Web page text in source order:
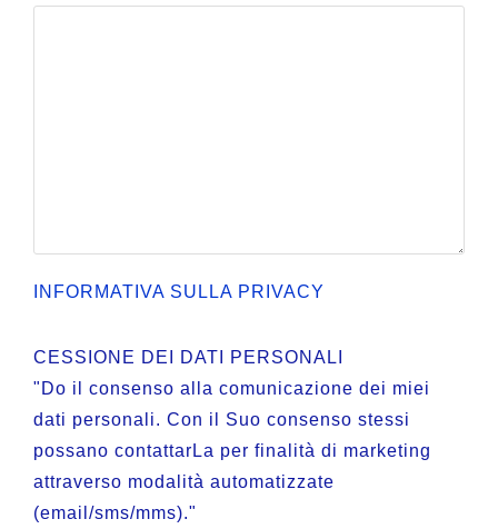
INFORMATIVA SULLA PRIVACY
CESSIONE DEI DATI PERSONALI
"Do il consenso alla comunicazione dei miei
dati personali. Con il Suo consenso stessi
possano contattarLa per finalità di marketing
attraverso modalità automatizzate
(email/sms/mms)."